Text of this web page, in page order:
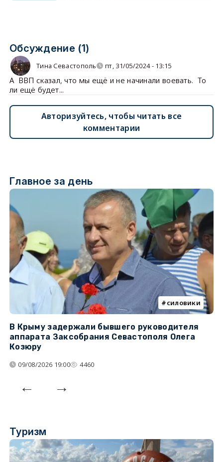
Обсуждение (1)
Тина Севастополь пт, 31/05/2024 - 13:15
А ВВП сказал, что мы ещё и не начинали воевать. То
ли ещё будет...
Авторизуйтесь, чтобы читать все
комментарии
Главное за день
силовики
В Крыму задержали бывшего руководителя
аппарата Заксобрания Севастополя Олега
Козюру
09/08/2026 19:00 4460
Туризм